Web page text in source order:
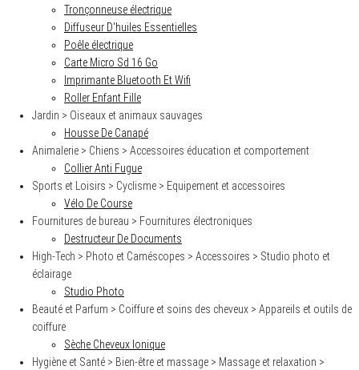
Tronçonneuse électrique
Diffuseur D'huiles Essentielles
Poêle électrique
Carte Micro Sd 16 Go
Imprimante Bluetooth Et Wifi
Roller Enfant Fille
Jardin > Oiseaux et animaux sauvages
Housse De Canapé
Animalerie > Chiens > Accessoires éducation et comportement
Collier Anti Fugue
Sports et Loisirs > Cyclisme > Equipement et accessoires
Vélo De Course
Fournitures de bureau > Fournitures électroniques
Destructeur De Documents
High-Tech > Photo et Caméscopes > Accessoires > Studio photo et
éclairage
Studio Photo
Beauté et Parfum > Coiffure et soins des cheveux > Appareils et outils de
coiffure
Sèche Cheveux Ionique
Hygiène et Santé > Bien-être et massage > Massage et relaxation >
e
r